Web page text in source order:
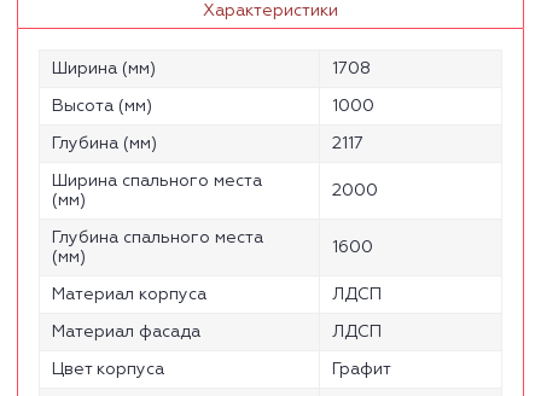
Характеристики
Ширина (мм) 1708
Высота (мм) 1000
Глубина (мм) 2117
Ширина спального места
(мм)
2000
Глубина спального места
(мм)
1600
Материал корпуса ЛДСП
Материал фасада ЛДСП
Цвет корпуса Графит